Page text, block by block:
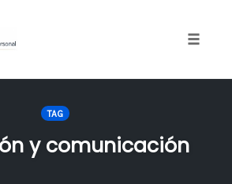
TAG
y comunicación